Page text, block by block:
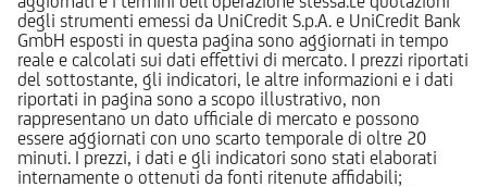
degli strumenti emessi da UniCredit S.p.A. e UniCredit Bank
GmbH esposti in questa pagina sono aggiornati in tempo
reale e calcolati sui dati effettivi di mercato. I prezzi riportati
del sottostante, gli indicatori, le altre informazioni e i dati
riportati in pagina sono a scopo illustrativo, non
rappresentano un dato ufficiale di mercato e possono
essere aggiornati con uno scarto temporale di oltre 20
minuti. I prezzi, i dati e gli indicatori sono stati elaborati
internamente o ottenuti da fonti ritenute affidabili;